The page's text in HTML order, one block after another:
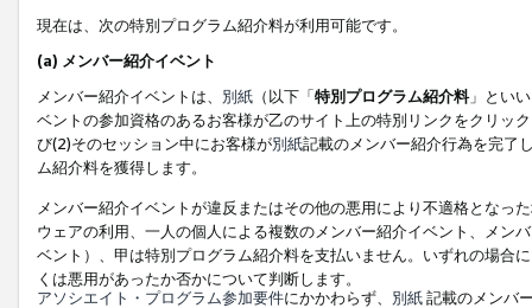
現在は、次の特別プログラム紹介料が利用可能です。
(a) メンバー紹介イベント
メンバー紹介イベントは、 別紙 （以下「特別プログラム紹介料」とい
ベントの参加資格のあるお客様が乙のサイト上の特別リンクをクリッ
び(2)そのセッション中にお客様が別紙記載のメンバー紹介行為を完了
ム紹介料を獲得します。
メンバー紹介イベントが違反またはその他の悪用により不適格となっ
ウェアの利用、一人の個人による複数のメンバー紹介イベント、メン
ベント）、甲は特別プログラム紹介料を支払いません。いずれの場合
くは悪用があったか否かについて判断します。
アソシエイト・プログラム参加要件にかかわらず、 別紙記載のメンバ